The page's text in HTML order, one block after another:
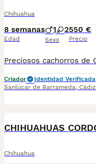
Chihuahua
8 semanas
Edad
1 2
Sexo
550 €
Precio
Criador
Identidad Verificada
Sanlúcar de Barrameda, Cádiz
CHIHUAHUAS
Chihuahua